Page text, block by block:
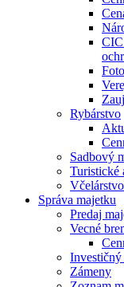
Rybárstvo
Sadbový
Turistické
Včelárstvo
Správa majetku
Predaj
Vecné
Zámeny